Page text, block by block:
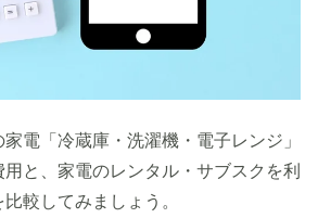
電「冷蔵庫・洗濯機・電子レンジ」
と、家電のレンタル・サブスクを利
較してみましょう。